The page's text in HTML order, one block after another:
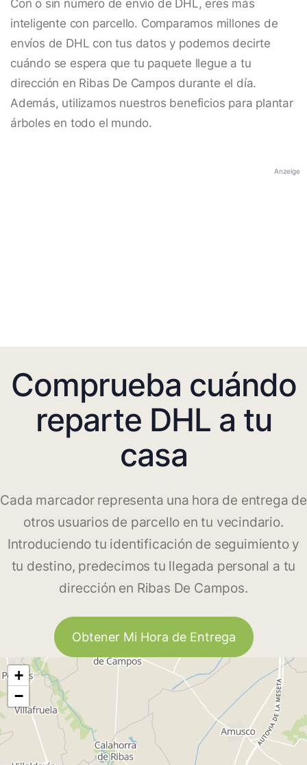
Con o sin número de envío de DHL, eres más
inteligente con parcello. Comparamos millones de
envíos de DHL con tus datos y podemos decirte
cuándo se espera que tu paquete llegue a tu
dirección en Ribas De Campos durante el día.
Además, utilizamos nuestros beneficios para plantar
árboles en todo el mundo.
Anzeige
Comprueba cuándo
reparte DHL a tu
casa
Cada marcador representa una hora de entrega de
otros usuarios de parcello en tu vecindario.
Introduciendo tu identificación de seguimiento y
tu destino, predecimos tu llegada personal a tu
dirección en Ribas De Campos.
Obtener Mi Hora de Entrega
+
−